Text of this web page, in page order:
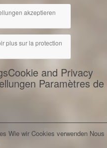
akzeptieren
plus sur la protection
Cookie and Privacy
Paramètres de
Wie wir Cookies verwenden Nous